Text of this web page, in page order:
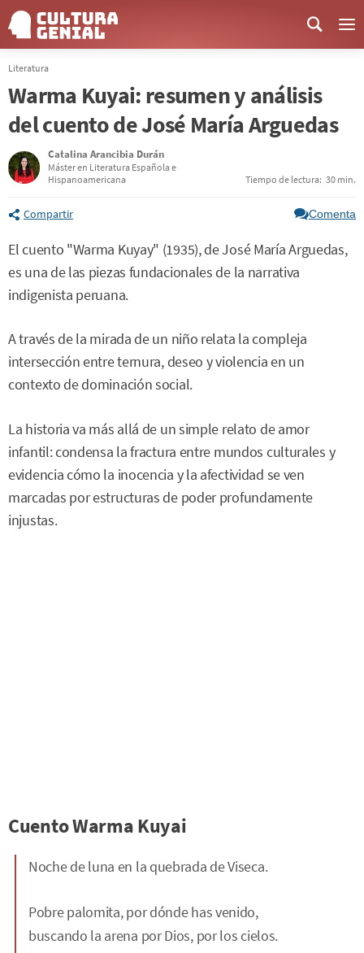
Literatura
Warma Kuyai: resumen y análisis
del cuento de José María Arguedas
Catalina Arancibia Durán
Máster en Literatura Española e
Hispanoamericana
Tiempo de lectura: 30 min.
Compartir Comenta
El cuento "Warma Kuyay" (1935), de José María Arguedas,
es una de las piezas fundacionales de la narrativa
indigenista peruana.
A través de la mirada de un niño relata la compleja
intersección entre ternura, deseo y violencia en un
contexto de dominación social.
La historia va más allá de un simple relato de amor
infantil: condensa la fractura entre mundos culturales y
evidencia cómo la inocencia y la afectividad se ven
marcadas por estructuras de poder profundamente
injustas.
Cuento Warma Kuyai
Noche de luna en la quebrada de Viseca.
Pobre palomita, por dónde has venido,
buscando la arena por Dios, por los cielos.